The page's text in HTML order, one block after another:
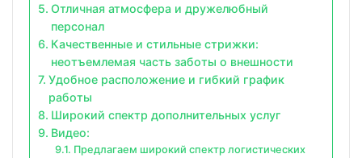
Отличная атмосфера и дружелюбный
персонал
Качественные и стильные стрижки:
неотъемлемая часть заботы о внешности
Удобное расположение и гибкий график
работы
Широкий спектр дополнительных услуг
Видео:
Предлагаем широкий спектр логистических